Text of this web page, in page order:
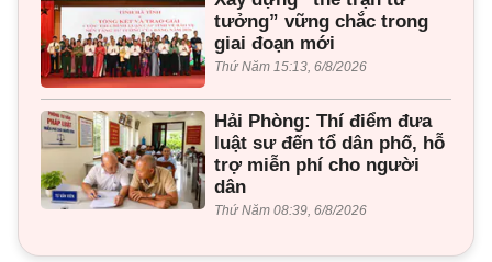
tưởng” vững chắc trong
giai đoạn mới
Thứ Năm 15:13, 6/8/2026
Hải Phòng: Thí điểm đưa
luật sư đến tổ dân phố, hỗ
trợ miễn phí cho người
dân
Thứ Năm 08:39, 6/8/2026